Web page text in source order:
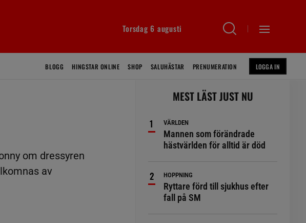
Torsdag 6 augusti
BLOGG HINGSTAR ONLINE SHOP SALUHÄSTAR PRENUMERATION LOGGA IN
om dressyren
av
MEST LÄST JUST NU
VÄRLDEN
Mannen som förändrade
hästvärlden för alltid är död
HOPPNING
Ryttare förd till sjukhus efter
fall på SM